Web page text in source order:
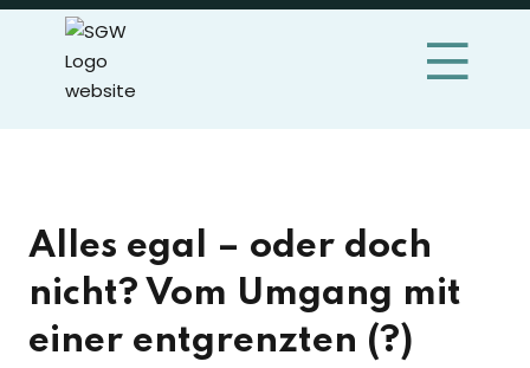
Alles egal – oder doch
nicht? Vom Umgang mit
einer entgrenzten (?)